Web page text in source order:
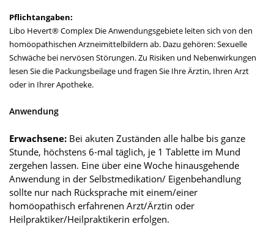
Pflichtangaben:
Libo Hevert® Complex Die Anwendungsgebiete leiten sich von den
homöopathischen Arzneimittelbildern ab. Dazu gehören: Sexuelle
Schwäche bei nervösen Störungen. Zu Risiken und Nebenwirkungen
lesen Sie die Packungsbeilage und fragen Sie Ihre Ärztin, Ihren Arzt
oder in Ihrer Apotheke.
Anwendung
Erwachsene: Bei akuten Zuständen alle halbe bis ganze
Stunde, höchstens 6-mal täglich, je 1 Tablette im Mund
zergehen lassen. Eine über eine Woche hinausgehende
Anwendung in der Selbstmedikation/ Eigenbehandlung
sollte nur nach Rücksprache mit einem/einer
homöopathisch erfahrenen Arzt/Ärztin oder
Heilpraktiker/Heilpraktikerin erfolgen.